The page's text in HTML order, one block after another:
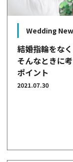
Wedding
結婚指輪をなく
そんなときに
ポイント
2021.07.30